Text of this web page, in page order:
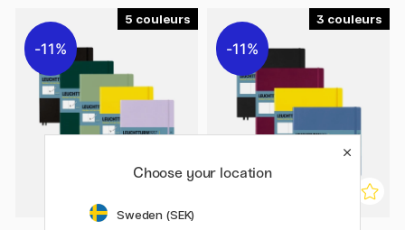
5
11%
3
11%
Choose your location
Sweden (SEK)